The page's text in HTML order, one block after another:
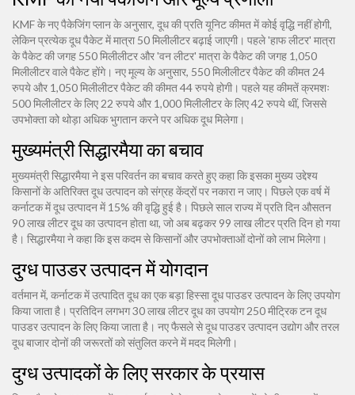
KMF के नए पैकेजिंग प्लान के अनुसार, दूध की प्रति यूनिट कीमत में कोई वृद्धि नहीं होगी,
लेकिन प्रत्येक दूध पैकेट में मात्रा 50 मिलीलीटर बढ़ाई जाएगी। पहले 'हाफ लीटर' मात्रा
के पैकेट की जगह 550 मिलीलीटर और 'वन लीटर' मात्रा के पैकेट की जगह 1,050
मिलीलीटर वाले पैकेट होंगे। नए मूल्य के अनुसार, 550 मिलीलीटर पैकेट की कीमत 24
रुपये और 1,050 मिलीलीटर पैकेट की कीमत 44 रुपये होगी। पहले यह कीमतें क्रमशः
500 मिलीलीटर के लिए 22 रुपये और 1,000 मिलीलीटर के लिए 42 रुपये थीं, जिससे
उपभोक्ता को थोड़ा अधिक भुगतान करने पर अधिक दूध मिलेगा।
मुख्यमंत्री सिद्धारमैया का बचाव
मुख्यमंत्री सिद्धारमैया ने इस परिवर्तन का बचाव करते हुए कहा कि इसका मुख्य उद्देश्य
किसानों के अतिरिक्त दूध उत्पादन को संग्रह केंद्रों पर नकारा न जाए। पिछले एक वर्ष में
कर्नाटक में दूध उत्पादन में 15% की वृद्धि हुई है। पिछले साल राज्य में प्रति दिन औसतन
90 लाख लीटर दूध का उत्पादन होता था, जो अब बढ़कर 99 लाख लीटर प्रति दिन हो गया
है। सिद्धारमैया ने कहा कि इस कदम से किसानों और उपभोक्ताओं दोनों को लाभ मिलेगा।
दुग्ध पाउडर उत्पादन में योगदान
वर्तमान में, कर्नाटक में उत्पादित दूध का एक बड़ा हिस्सा दूध पाउडर उत्पादन के लिए उपयोग
किया जाता है। प्रतिदिन लगभग 30 लाख लीटर दूध का उपयोग 250 मीट्रिक टन दूध
पाउडर उत्पादन के लिए किया जाता है। नए फैसले से दूध पाउडर उत्पादन उद्योग और तरल
दूध बाजार दोनों की जरूरतों को संतुलित करने में मदद मिलेगी।
दुग्ध उत्पादकों के लिए सरकार के प्रयास